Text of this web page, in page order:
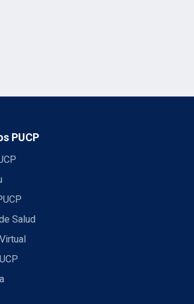
PUCP
Salud